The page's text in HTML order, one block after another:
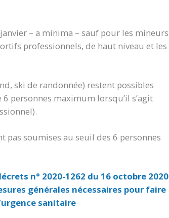
– a minima – sauf pour les mineurs
professionnels, de haut niveau et les
ski de randonnée) restent possibles
personnes maximum lorsqu’il s’agit
pas soumises au seuil des 6 personnes
n° 2020-1262 du 16 octobre 2020
générales nécessaires pour faire
sanitaire